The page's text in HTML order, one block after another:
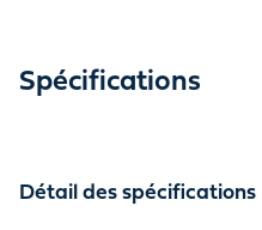
Spécifications
Détail des spécifications